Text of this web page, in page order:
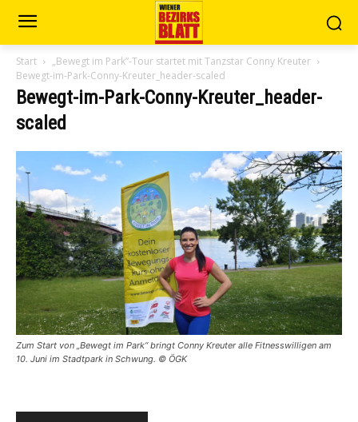
Start
„Bewegt im Park”-Tour startet mit Tanzstar Conny Kreuter
Bewegt-im-Park-Conny-Kreuter_header-scaled
Bewegt-im-Park-Conny-Kreuter_header-
scaled
Zum Start von „Bewegt im Park“ bringt Conny Kreuter alle Fitnesswilligen am
10. Juni im Stadtpark in Schwung. © ÖGK